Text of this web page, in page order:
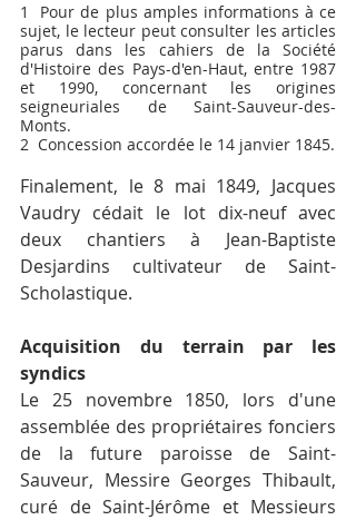
1  Pour de plus amples informations à ce
sujet, le lecteur peut consulter les articles
parus dans les cahiers de la Société
d'Histoire des Pays-d'en-Haut, entre 1987
et 1990, concernant les origines
seigneuriales de Saint-Sauveur-des-
Monts.
2  Concession accordée le 14 janvier 1845.
Finalement, le 8 mai 1849, Jacques
Vaudry cédait le lot dix-neuf avec
deux chantiers à Jean-Baptiste
Desjardins cultivateur de Saint-
Scholastique.
Acquisition du terrain par les
syndics
Le 25 novembre 1850, lors d'une
assemblée des propriétaires fonciers
de la future paroisse de Saint-
Sauveur, Messire Georges Thibault,
curé de Saint-Jérôme et Messieurs